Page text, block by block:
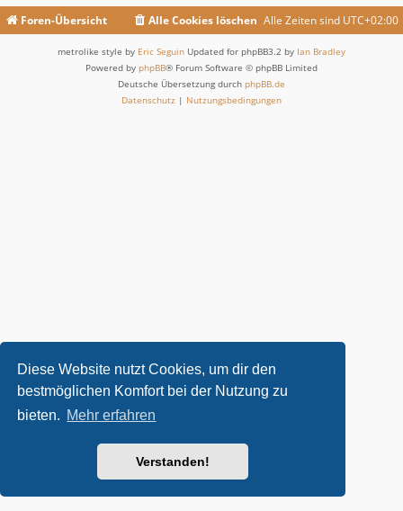
Diese Website nutzt Cookies, um dir den
bestmöglichen Komfort bei der Nutzung zu
bieten. Mehr erfahren
Verstanden!
Foren-Übersicht Alle Zeiten sind UTC+02:00
Alle Cookies löschen
metrolike style by Eric Seguin Updated for phpBB3.2 by Ian Bradley
Powered by phpBB® Forum Software © phpBB Limited
Deutsche Übersetzung durch phpBB.de
Datenschutz | Nutzungsbedingungen